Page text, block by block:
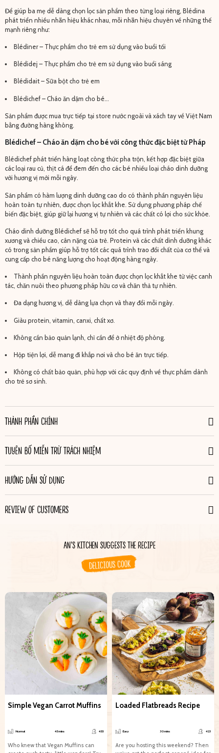
Để giúp ba mẹ dễ dàng chọn lọc sản phẩm theo từng loại riêng, Blédina
phát triển nhiều nhãn hiệu khác nhau, mỗi nhãn hiệu chuyên về những thế
mạnh riêng như:
Blédiner – Thực phẩm cho trẻ em sử dụng vào buổi tối
Blédidej – Thực phẩm cho trẻ em sử dụng vào buổi sáng
Blédidait – Sữa bột cho trẻ em
Blédichef – Cháo ăn dặm cho bé…
Sản phẩm được mua trực tiếp tại store nước ngoài và xách tay về Việt Nam
bằng đường hàng không.
Blédichef – Cháo ăn dặm cho bé với công thức đặc biệt từ Pháp
Blédichef phát triển hàng loạt công thức pha trộn, kết hợp đặc biệt giữa
các loại rau củ, thịt cá để đem đến cho các bé nhiều loại cháo dinh dưỡng
với hương vị mới mỗi ngày.
Sản phẩm có hàm lượng dinh dưỡng cao do có thành phần nguyên liệu
hoàn toàn tự nhiên, được chọn lọc khắt khe. Sử dụng phương pháp chế
biến đặc biệt, giúp giữ lại hương vị tự nhiên và các chất có lợi cho sức khỏe.
Cháo dinh dưỡng Blédichef sẽ hỗ trợ tốt cho quá trình phát triển khung
xương và chiều cao, cân nặng của trẻ. Protein và các chất dinh dưỡng khác
có trong sản phẩm giúp hỗ trợ tốt các quá trình trao đổi chất của cơ thể và
cung cấp cho bé năng lượng cho hoạt động hàng ngày.
Thành phần nguyên liệu hoàn toàn được chọn lọc khắt khe từ việc canh
tác, chăn nuôi theo phương pháp hữu cơ và chăn thả tự nhiên.
Đa dạng hương vị, dễ dàng lựa chọn và thay đổi mỗi ngày.
Giàu protein, vitamin, canxi, chất xơ.
Không cần bảo quản lạnh, chỉ cần để ở nhiệt độ phòng.
Hộp tiện lợi, dễ mang đi khắp nơi và cho bé ăn trực tiếp.
Không có chất bảo quản, phù hợp với các quy định về thực phẩm dành
cho trẻ sơ sinh.
THÀNH PHẦN CHÍNH
TUYÊN BỐ MIỄN TRỪ TRÁCH NHIỆM
HƯỚNG DẪN SỬ DỤNG
REVIEW OF CUSTOMERS
AN'S KITCHEN SUGGESTS THE RECIPE
DELICIOUS COOK
Simple Vegan Carrot Muffins
Normal 45 mins 455
Who knew that Vegan Muffins can
Loaded Flatbreads Recipe
Easy 30 mins 423
Are you hosting this weekend?​​​​​​​​ ​​​​​Then